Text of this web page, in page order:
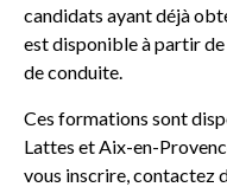
candidats ayant déjà
est disponible à partir
de conduite.
Ces formations sont
Lattes et Aix-en-
vous inscrire, contactez